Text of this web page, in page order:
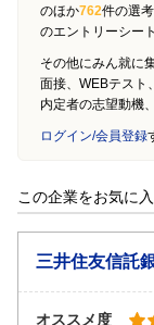
のほか762件の選
のエントリーシー
その他にみん就に
面接、WEBテスト
内定者の志望動機
ログイン/会員登録
この企業をお気に
三井住友信託
オススメ度